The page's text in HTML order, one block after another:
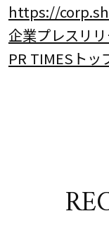
https://
企業プレスリ
PR TIMESトッ